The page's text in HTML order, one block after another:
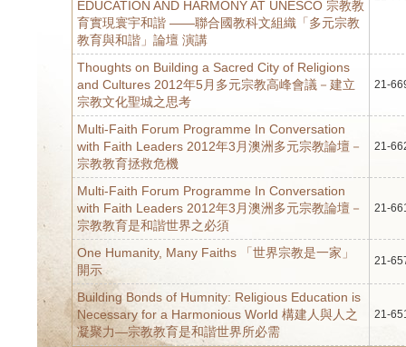
EDUCATION AND HARMONY AT UNESCO 宗教教
育實現寰宇和諧 ——聯合國教科文組織「多元宗教
教育與和諧」論壇 演講
Thoughts on Building a Sacred City of Religions
and Cultures 2012年5月多元宗教高峰會議－建立
宗教文化聖城之思考
21-
Multi-Faith Forum Programme In Conversation
with Faith Leaders 2012年3月澳洲多元宗教論壇－
宗教教育拯救危機
21-
Multi-Faith Forum Programme In Conversation
with Faith Leaders 2012年3月澳洲多元宗教論壇－
宗教教育是和諧世界之必須
21-
One Humanity, Many Faiths 「世界宗教是一家」
開示
21-
Building Bonds of Humnity: Religious Education is
Necessary for a Harmonious World 構建人與人之
凝聚力—宗教教育是和諧世界所必需
21-